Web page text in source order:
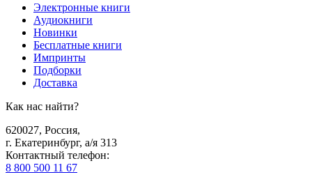
Электронные книги
Аудиокниги
Новинки
Бесплатные книги
Импринты
Подборки
Доставка
Как нас найти?
620027, Россия,
г. Екатеринбург, а/я 313
Контактный телефон:
8 800 500 11 67